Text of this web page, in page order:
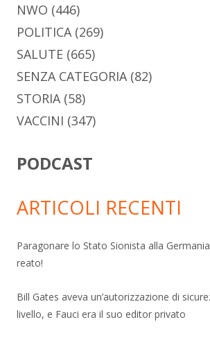
NWO (446)
POLITICA (269)
SALUTE (665)
SENZA CATEGORIA (82)
STORIA (58)
VACCINI (347)
PODCAST
ARTICOLI RECENTI
Paragonare lo Stato Sionista alla
reato!
Bill Gates aveva un’autorizzazione di
livello, e Fauci era il suo editor privato